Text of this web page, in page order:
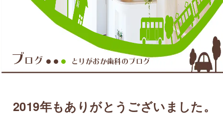
ブログ ●● ● とりがおか歯科のブログ
2019年もありがとうございました。